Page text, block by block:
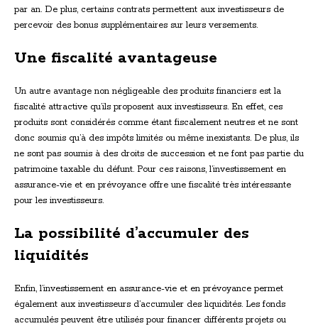
par an. De plus, certains contrats permettent aux investisseurs de
percevoir des bonus supplémentaires sur leurs versements.
Une fiscalité avantageuse
Un autre avantage non négligeable des produits financiers est la
fiscalité attractive qu’ils proposent aux investisseurs. En effet, ces
produits sont considérés comme étant fiscalement neutres et ne sont
donc soumis qu’à des impôts limités ou même inexistants. De plus, ils
ne sont pas soumis à des droits de succession et ne font pas partie du
patrimoine taxable du défunt. Pour ces raisons, l’investissement en
assurance-vie et en prévoyance offre une fiscalité très intéressante
pour les investisseurs.
La possibilité d’accumuler des
liquidités
Enfin, l’investissement en assurance-vie et en prévoyance permet
également aux investisseurs d’accumuler des liquidités. Les fonds
accumulés peuvent être utilisés pour financer différents projets ou